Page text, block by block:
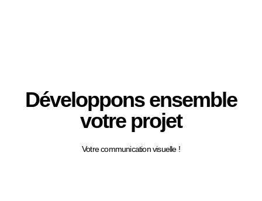
Développons ensemble
votre projet
Votre communication visuelle !